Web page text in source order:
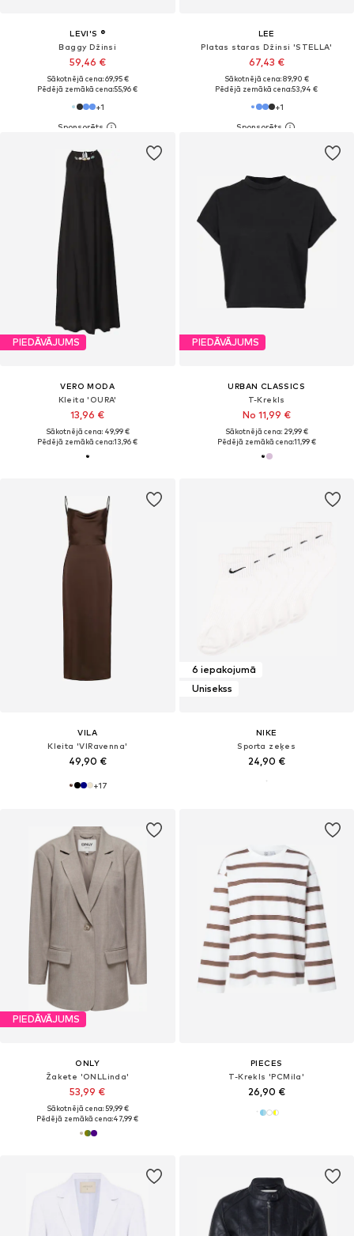
LEVI'S ®
Baggy Džinsi
59,46 €
Sākotnējā cena: 69,95 €
Pēdējā zemākā cena:55,96 €
+1
LEE
Platas staras Džinsi 'STELLA'
67,43 €
Sākotnējā cena: 89,90 €
Pēdējā zemākā cena:53,94 €
+1
PIEDĀVĀJUMS
VERO MODA
Kleita 'OURA'
13,96 €
Sākotnējā cena: 49,99 €
Pēdējā zemākā cena:13,96 €
PIEDĀVĀJUMS
URBAN CLASSICS
T-Krekls
No 11,99 €
Sākotnējā cena: 29,99 €
Pēdējā zemākā cena:11,99 €
VILA
Kleita 'VIRavenna'
49,90 €
+17
6 iepakojumā
Unisekss
NIKE
Sporta zeķes
24,90 €
PIEDĀVĀJUMS
ONLY
Žakete 'ONLLinda'
53,99 €
Sākotnējā cena: 59,99 €
Pēdējā zemākā cena:47,99 €
PIECES
T-Krekls 'PCMila'
26,90 €